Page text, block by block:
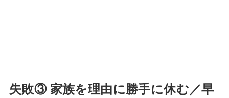
失敗③ 家族を理由に勝手に休む／早